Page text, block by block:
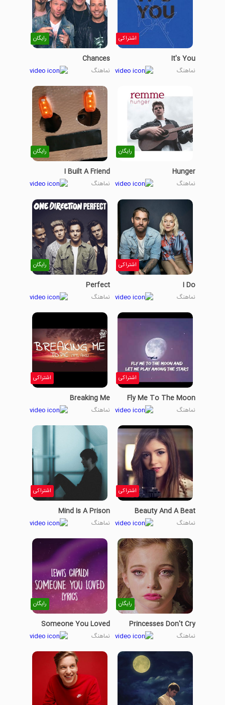
اشتراکی
It's You
نماهنگ
رایگان
Chances
نماهنگ
رایگان
Hunger
نماهنگ
رایگان
I Built A Friend
نماهنگ
اشتراکی
I Do
نماهنگ
رایگان
Perfect
نماهنگ
اشتراکی
Fly Me To The Moon
نماهنگ
اشتراکی
Breaking Me
نماهنگ
اشتراکی
Beauty And A Beat
نماهنگ
اشتراکی
Mind Is A Prison
نماهنگ
رایگان
Princesses Don't Cry
نماهنگ
رایگان
Someone You Loved
نماهنگ